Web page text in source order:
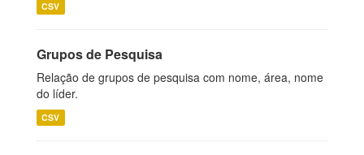
CSV
Grupos de Pesquisa
Relação de grupos de pesquisa com nome, área, nome
do líder.
CSV